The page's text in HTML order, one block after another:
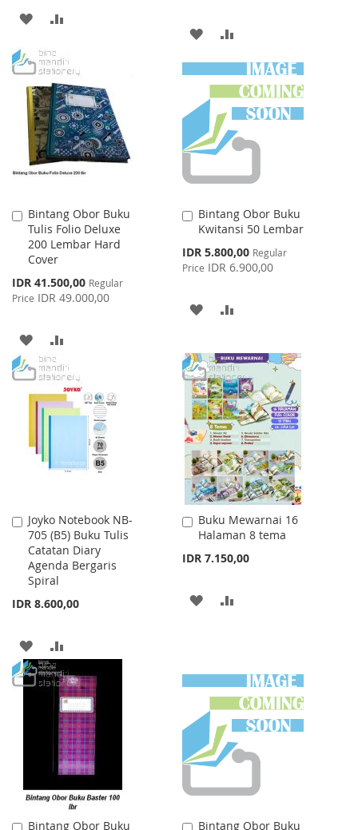
ADD
WISH
LIST
COMPARE
ADD
TO
WISH
LIST
TO
COMPARE
Bintang Obor Buku
Tulis Folio Deluxe
200 Lembar Hard
Cover
Special
Price
IDR 41.500,00 Regular
Price IDR 49.000,00
Add
to
Cart
ADD
TO
WISH
LIST
TO
COMPARE
Bintang Obor Buku
Kwitansi 50 Lembar
Special
Price
IDR 5.800,00 Regular
Price IDR 6.900,00
Add
to
ADD
WISH
LIST
COMPARE
Joyko Notebook NB-
705 (B5) Buku Tulis
Catatan Diary
Agenda Bergaris
Spiral
IDR 8.600,00
Add
to
Cart
ADD
TO
WISH
TO
COMPARE
Buku Mewarnai 16
Halaman 8 tema
IDR 7.150,00
Add
to
ADD
Bintang Obor Buku
Add Bintang Obor Buku
Add